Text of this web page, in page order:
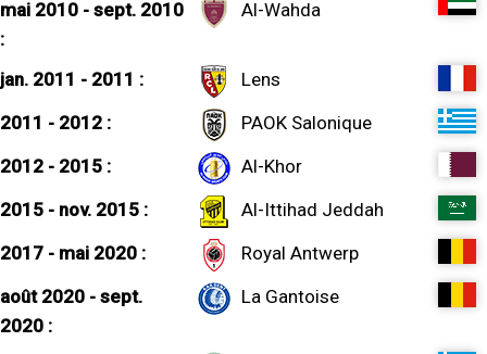
mai 2010 - sept. 2010
:
Al-Wahda
jan. 2011 - 2011 :
Lens
2011 - 2012 :
PAOK Salonique
2012 - 2015 :
Al-Khor
2015 - nov. 2015 :
Al-Ittihad Jeddah
2017 - mai 2020 :
Royal Antwerp
août 2020 - sept.
2020 :
La Gantoise